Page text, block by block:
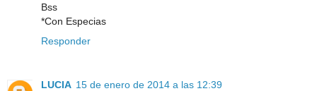
Bss
*Con Especias
Responder
LUCIA 15 de enero de 2014 a las 12:39